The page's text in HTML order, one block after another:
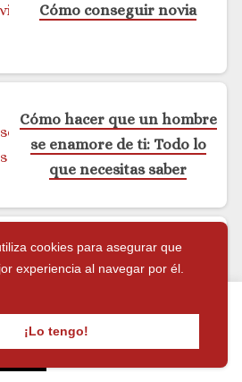
Cómo conseguir novia
Cómo hacer que un hombre
se enamore de ti: Todo lo
que necesitas saber
Perfumes para enamorar a
personalizar publicidad y analizar
navegando, acepta su uso.
cookies para asegurar que
experiencia al navegar por él.
¡Lo tengo!